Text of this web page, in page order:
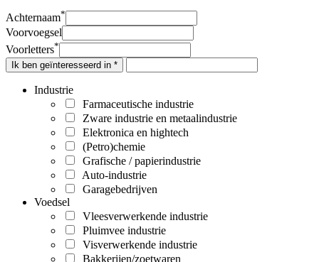
Achternaam*
Voorvoegsel
Voorletters*
Ik ben geïnteresseerd in *
Industrie
Farmaceutische industrie
Zware industrie en metaalindustrie
Elektronica en hightech
(Petro)chemie
Grafische / papierindustrie
Auto-industrie
Garagebedrijven
Voedsel
Vleesverwerkende industrie
Pluimvee industrie
Visverwerkende industrie
Bakkerijen/zoetwaren